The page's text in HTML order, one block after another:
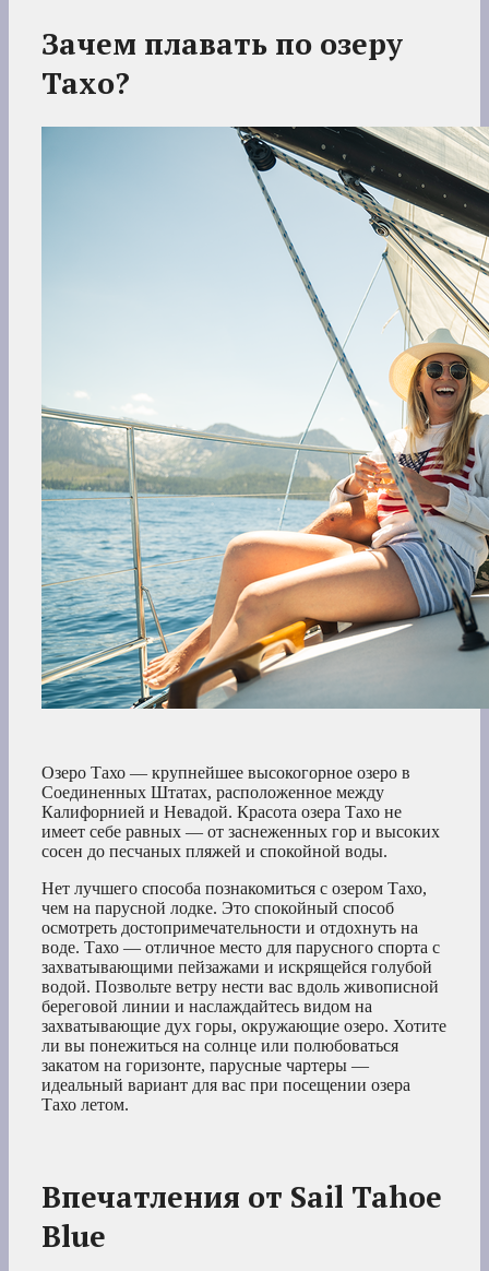
Зачем плавать по озеру
Тахо?
Озеро Тахо — крупнейшее высокогорное озеро в
Соединенных Штатах, расположенное между
Калифорнией и Невадой. Красота озера Тахо не
имеет себе равных — от заснеженных гор и высоких
сосен до песчаных пляжей и спокойной воды.
Нет лучшего способа познакомиться с озером Тахо,
чем на парусной лодке. Это спокойный способ
осмотреть достопримечательности и отдохнуть на
воде. Тахо — отличное место для парусного спорта с
захватывающими пейзажами и искрящейся голубой
водой. Позвольте ветру нести вас вдоль живописной
береговой линии и наслаждайтесь видом на
захватывающие дух горы, окружающие озеро. Хотите
ли вы понежиться на солнце или полюбоваться
закатом на горизонте, парусные чартеры —
идеальный вариант для вас при посещении озера
Тахо летом.
Впечатления от Sail Tahoe
Blue